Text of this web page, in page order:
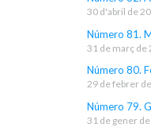
30 d'abril de
Número 81.
31 de març de
Número 80.
29 de febrer
Número 79.
31 de gener